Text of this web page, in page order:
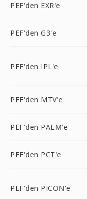
PEF'den EXR'e
PEF'den G3'e
PEF'den IPL'e
PEF'den MTV'e
PEF'den PALM'e
PEF'den PCT'e
PEF'den PICON'e